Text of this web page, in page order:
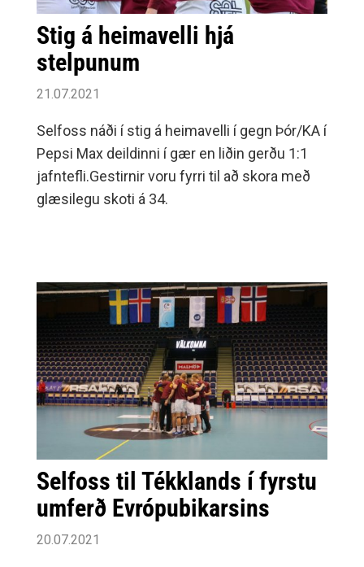
Stig á heimavelli hjá
stelpunum
21.07.2021
Selfoss náði í stig á heimavelli í gegn Þór/KA í
Pepsi Max deildinni í gær en liðin gerðu 1:1
jafntefli.Gestirnir voru fyrri til að skora með
glæsilegu skoti á 34.
Selfoss til Tékklands í fyrstu
umferð Evrópubikarsins
20.07.2021